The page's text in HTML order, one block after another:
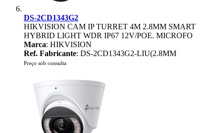
DS-2CD1343G2
HIKVISION CAM IP TURRET 4M 2.8MM SMART
HYBRID LIGHT WDR IP67 12V/POE. MICROFO
Marca: HIKVISION
Ref. Fabricante: DS-2CD1343G2-LIU(2.8MM
Preço sob consulta